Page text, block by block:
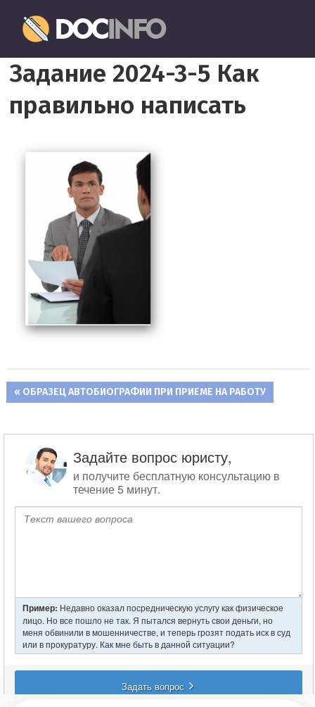
перейти
к
содержимому
оформление
и
заполнение
документов
Задание 2024-3-5 Как
правильно написать
Навигация
по
записям
ПРЕДЫДУЩАЯ
ОБРАЗЕЦ АВТОБИОГРАФИИ ПРИ ПРИЕМЕ НА РАБОТУ